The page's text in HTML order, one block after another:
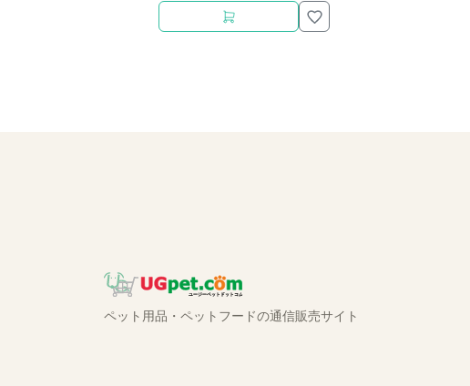
ペット用品・ペットフードの通信販売サイト